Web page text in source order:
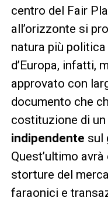
centro del Fair
all’orizzonte si
natura più
d’Europa, infatti,
approvato con
documento che
costituzione di un
indipendente sul
Quest’ultimo
storture del
faraonici e